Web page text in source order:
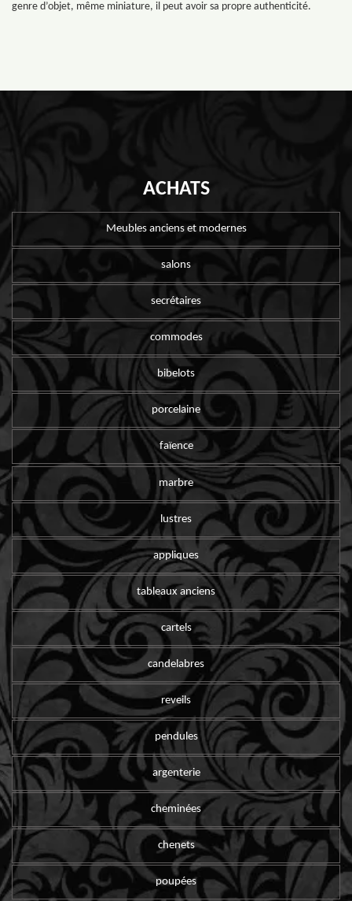
genre d’objet, même miniature, il peut avoir sa propre authenticité.
ACHATS
Meubles anciens et modernes
salons
secrétaires
commodes
bibelots
porcelaine
faïence
marbre
lustres
appliques
tableaux anciens
cartels
candelabres
reveils
pendules
argenterie
cheminées
chenets
poupées